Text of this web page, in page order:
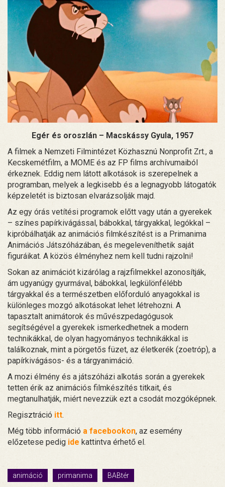
Egér és oroszlán – Macskássy Gyula, 1957
A filmek a Nemzeti Filmintézet Közhasznú Nonprofit Zrt., a
Kecskemétfilm, a MOME és az FP films archívumaiból
érkeznek. Eddig nem látott alkotások is szerepelnek a
programban, melyek a legkisebb és a legnagyobb látogatók
képzeletét is biztosan elvarázsolják majd.
Az egy órás vetítési programok előtt vagy után a gyerekek
– színes papírkivágással, bábokkal, tárgyakkal, legókkal –
kipróbálhatják az animációs filmkészítést is a Primanima
Animációs Játszóházában, és megeleveníthetik saját
figuráikat. A közös élményhez nem kell tudni rajzolni!
Sokan az animációt kizárólag a rajzfilmekkel azonosítják,
ám ugyanúgy gyurmával, bábokkal, legkülönfélébb
tárgyakkal és a természetben előforduló anyagokkal is
különleges mozgó alkotásokat lehet létrehozni. A
tapasztalt animátorok és művészpedagógusok
segítségével a gyerekek ismerkedhetnek a modern
technikákkal, de olyan hagyományos technikákkal is
találkoznak, mint a pörgetős füzet, az életkerék (zoetróp), a
papírkivágásos- és a tárgyanimáció.
A mozi élmény és a játszóházi alkotás során a gyerekek
tetten érik az animációs filmkészítés titkait, és
megtanulhatják, miért nevezzük ezt a csodát mozgóképnek.
Regisztráció itt.
Még több információ a facebookon, az esemény
előzetese pedig ide kattintva érhető el.
animáció primanima BABtér